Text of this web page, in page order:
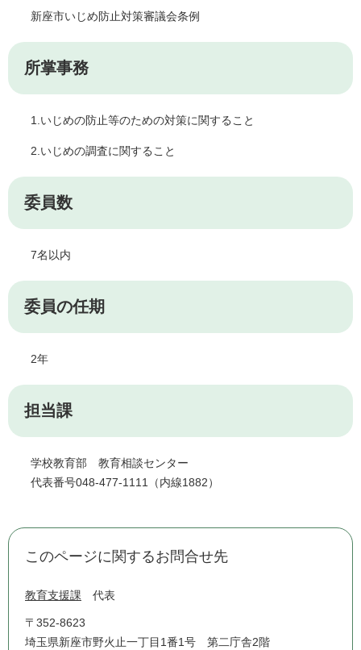
新座市いじめ防止対策審議会条例
所掌事務
1.いじめの防止等のための対策に関すること
2.いじめの調査に関すること
委員数
7名以内
委員の任期
2年
担当課
学校教育部 教育相談センター
代表番号048-477-1111（内線1882）
このページに関するお問合せ先
教育支援課 代表
〒352-8623
埼玉県新座市野火止一丁目1番1号 第二庁舎2階